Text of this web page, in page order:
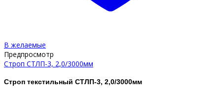
В желаемые
Предпросмотр
Строп СТЛП-3, 2,0/3000мм
Строп текстильный СТЛП-3, 2,0/3000мм